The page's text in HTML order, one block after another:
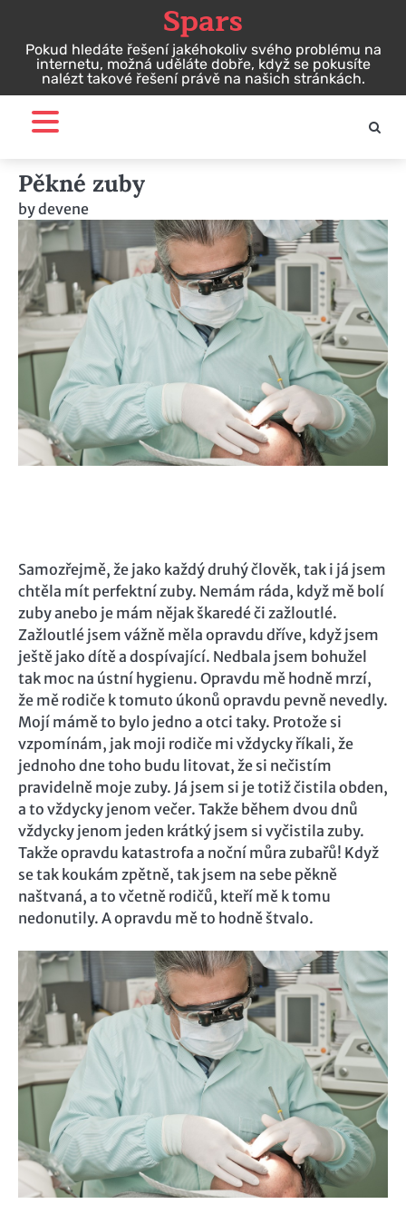
content
Spars
Pokud hledáte řešení jakéhokoliv svého problému na
internetu, možná uděláte dobře, když se pokusíte
nalézt takové řešení právě na našich stránkách.
Pěkné zuby
bydevene
Samozřejmě, že jako každý druhý člověk, tak i já jsem
chtěla mít perfektní zuby. Nemám ráda, když mě bolí
zuby anebo je mám nějak škaredé či zažloutlé.
Zažloutlé jsem vážně měla opravdu dříve, když jsem
ještě jako dítě a dospívající. Nedbala jsem bohužel
tak moc na ústní hygienu. Opravdu mě hodně mrzí,
že mě rodiče k tomuto úkonů opravdu pevně nevedly.
Mojí mámě to bylo jedno a otci taky. Protože si
vzpomínám, jak moji rodiče mi vždycky říkali, že
jednoho dne toho budu litovat, že si nečistím
pravidelně moje zuby. Já jsem si je totiž čistila obden,
a to vždycky jenom večer. Takže během dvou dnů
vždycky jenom jeden krátký jsem si vyčistila zuby.
Takže opravdu katastrofa a noční můra zubařů! Když
se tak koukám zpětně, tak jsem na sebe pěkně
naštvaná, a to včetně rodičů, kteří mě k tomu
nedonutily. A opravdu mě to hodně štvalo.